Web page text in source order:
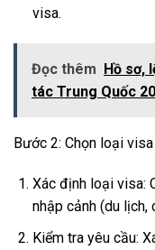
visa.
Đọc thêm Hồ sơ,
tác Trung Quốc
Bước 2: Chọn loại visa
Xác định loại visa:
nhập cảnh (du lịch,
Kiểm tra yêu cầu: